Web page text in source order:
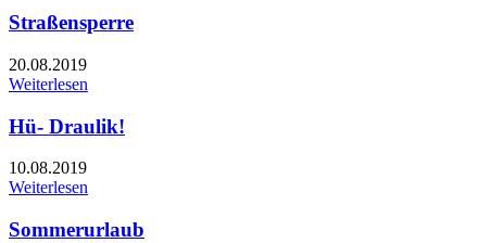
Straßensperre
20.08.2019
Weiterlesen
Hü- Draulik!
10.08.2019
Weiterlesen
Sommerurlaub